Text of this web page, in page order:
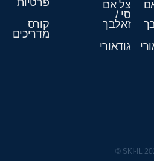
צל אם
סי /
זאלבך
גודאורי
פרטיות
קורס
מדריכים
SKI-IL